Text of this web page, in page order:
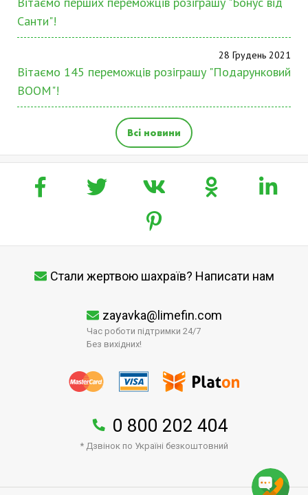
Санти"!
28 Грудень 2021
Вітаємо 145 переможців розіграшу "Подарунковий
BOOM"!
Всі новини
Стали жертвою шахраїв? Написати нам
zayavka@limefin.com
Час роботи підтримки 24/7
Без вихідних!
0 800 202 404
* Дзвінок по Україні безкоштовний
↑